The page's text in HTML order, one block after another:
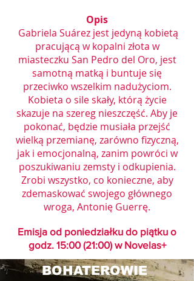
Opis
Gabriela Suárez jest jedyną kobietą
pracującą w kopalni złota w
miasteczku San Pedro del Oro, jest
samotną matką i buntuje się
przeciwko wszelkim nadużyciom.
Kobieta o sile skały, którą życie
skazuje na szereg nieszczęść. Aby je
pokonać, będzie musiała przejść
wielką przemianę, zarówno fizyczną,
jak i emocjonalną, zanim powróci w
poszukiwaniu zemsty i odkupienia.
Zrobi wszystko, co konieczne, aby
zdemaskować swojego głównego
wroga, Antonię Guerrę.
Emisja od poniedziałku do piątku o
godz. 15:00 (21:00) w Novelas+
BOHATEROWIE